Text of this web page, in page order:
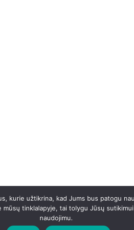
kurie užtikrina, kad Jums bus patogu
mūsų tinklalapyje, tai tolygu Jūsų
naudojimu.